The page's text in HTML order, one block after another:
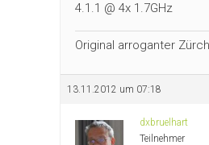
4.1.1 @ 4x 1.7GHz
Original arroganter
13.11.2012 um 07:18
dxbruelhart
Teilnehmer